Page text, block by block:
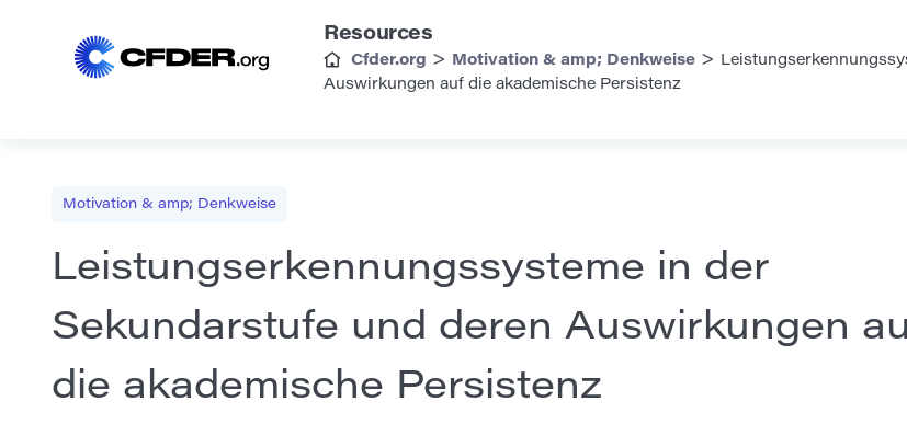
Resources
Cfder.org > Motivation & amp; Denkweise >
Auswirkungen auf die akademische Persistenz
Motivation & amp; Denkweise
Leistungserkennungssysteme in der
Sekundarstufe und deren Auswirkungen
die akademische Persistenz